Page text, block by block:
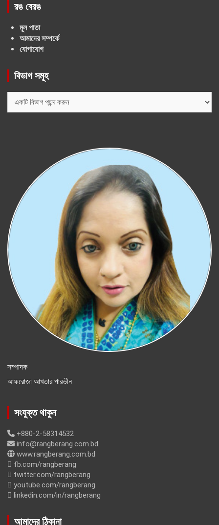
রঙ বেরঙ
মূল পাতা
আমাদের সম্পর্কে
যোগাযোগ
বিভাগ সমূহ
সম্পাদক
আফরোজা আখতার পারভীন
সংযুক্ত থাকুন
+880-2-58314532
info@rangberang.com.bd
www.rangberang.com.bd
fb.com/rangberang
twitter.com/rangberang
youtube.com/rangberang
linkedin.com/in/rangberang
আমাদের ঠিকানা